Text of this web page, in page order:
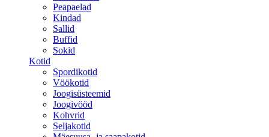
Peapaelad
Kindad
Sallid
Buffid
Sokid
Kotid
Spordikotid
Vöökotid
Joogisüsteemid
Joogivööd
Kohvrid
Seljakotid